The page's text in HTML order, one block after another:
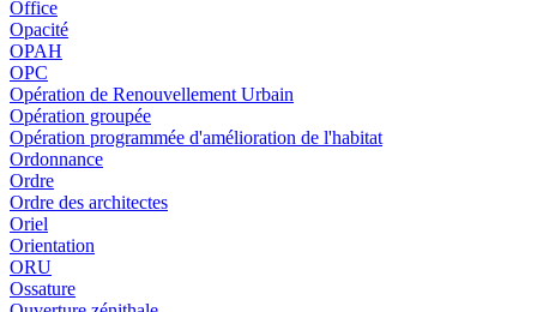
Office
Opacité
OPAH
OPC
Opération de Renouvellement Urbain
Opération groupée
Opération programmée d'amélioration de l'habitat
Ordonnance
Ordre
Ordre des architectes
Oriel
Orientation
ORU
Ossature